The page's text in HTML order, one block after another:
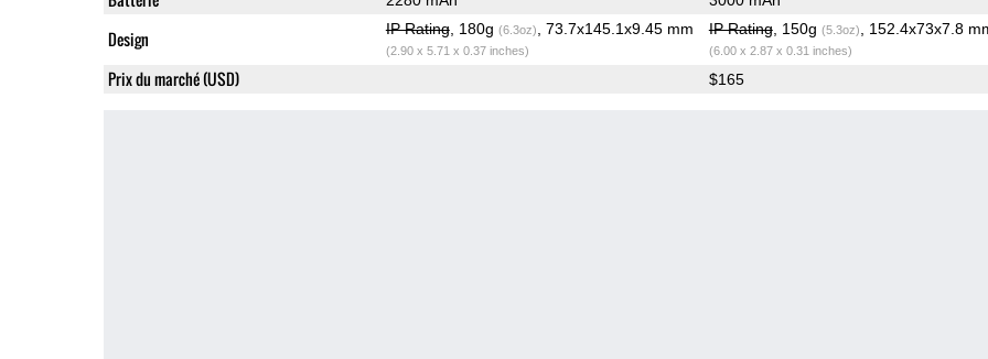
Design IP Rating, 180g (6.3oz) , 73.7x145.1x9.45 mm
(2.90 x 5.71 x 0.37 inches)
IP Rating, 150g (5.3oz) , 152.4x73x7.8
(6.00 x 2.87 x 0.31 inches)
Prix du marché (USD) $165